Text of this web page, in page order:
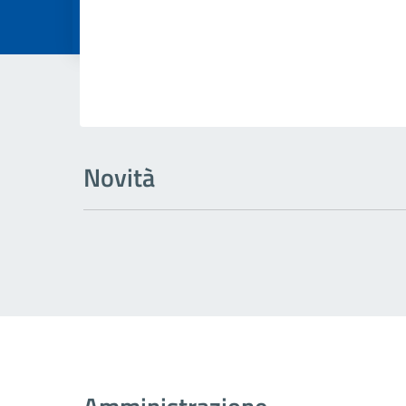
Novità